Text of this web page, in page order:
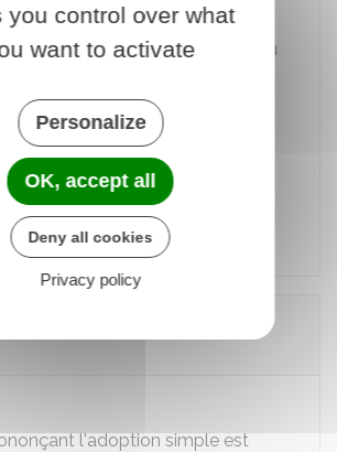
rendue, le greffier la
au
la décision devant la cour
délai de 15 jours
d'appel
effets de l'adoption
l'adoption simple est
you control over what
want to activate
Personalize
OK, accept all
Deny all cookies
Privacy policy